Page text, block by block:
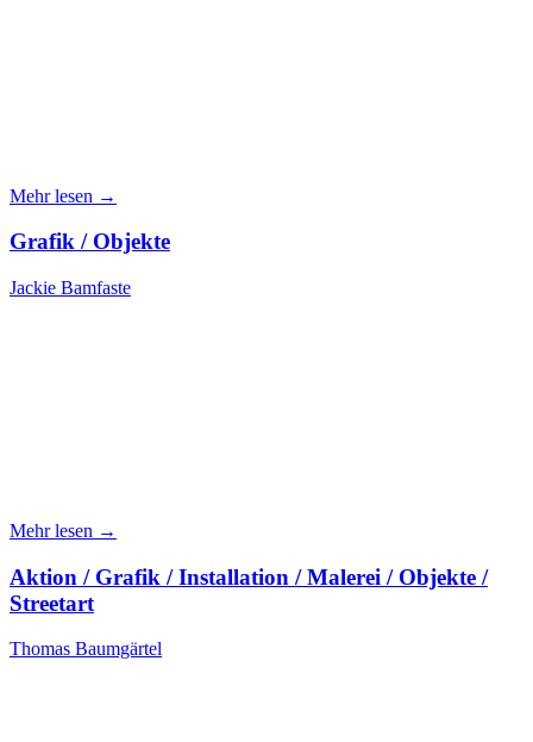
Mehr lesen →
Grafik / Objekte
Jackie Bamfaste
Mehr lesen →
Aktion / Grafik / Installation / Malerei / Objekte /
Streetart
Thomas Baumgärtel